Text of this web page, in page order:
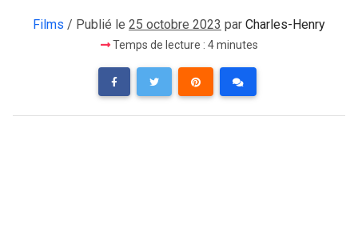
Films / Publié le 25 octobre 2023 par Charles-Henry
Temps de lecture : 4 minutes